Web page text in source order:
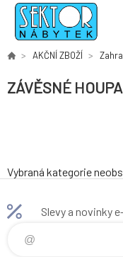
AKČNÍ ZBOŽÍ
ZÁVĚSNÉ
Vybraná kategorie
Slevy a novinky